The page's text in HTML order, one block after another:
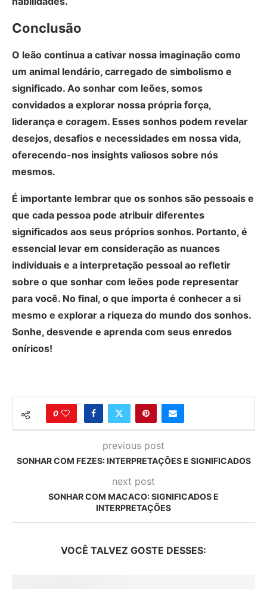
Conclusão
O leão continua a cativar nossa imaginação como
um animal lendário, carregado de simbolismo e
significado. Ao sonhar com leões, somos
convidados a explorar nossa própria força,
liderança e coragem. Esses sonhos podem revelar
desejos, desafios e necessidades em nossa vida,
oferecendo-nos insights valiosos sobre nós
mesmos.
É importante lembrar que os sonhos são pessoais e
que cada pessoa pode atribuir diferentes
significados aos seus próprios sonhos. Portanto, é
essencial levar em consideração as nuances
individuais e a interpretação pessoal ao refletir
sobre o que sonhar com leões pode representar
para você. No final, o que importa é conhecer a si
mesmo e explorar a riqueza do mundo dos sonhos.
Sonhe, desvende e aprenda com seus enredos
oníricos!
0
previous post
SONHAR COM FEZES: INTERPRETAÇÕES E SIGNIFICADOS
next post
SONHAR COM MACACO: SIGNIFICADOS E
INTERPRETAÇÕES
VOCÊ TALVEZ GOSTE DESSES: